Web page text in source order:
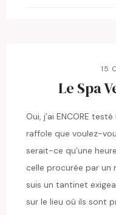
15
Le Spa
Oui, j’ai ENCORE
raffole que voulez-
serait-ce qu’une
celle procurée par un
suis un tantinet
sur le lieu où ils sont